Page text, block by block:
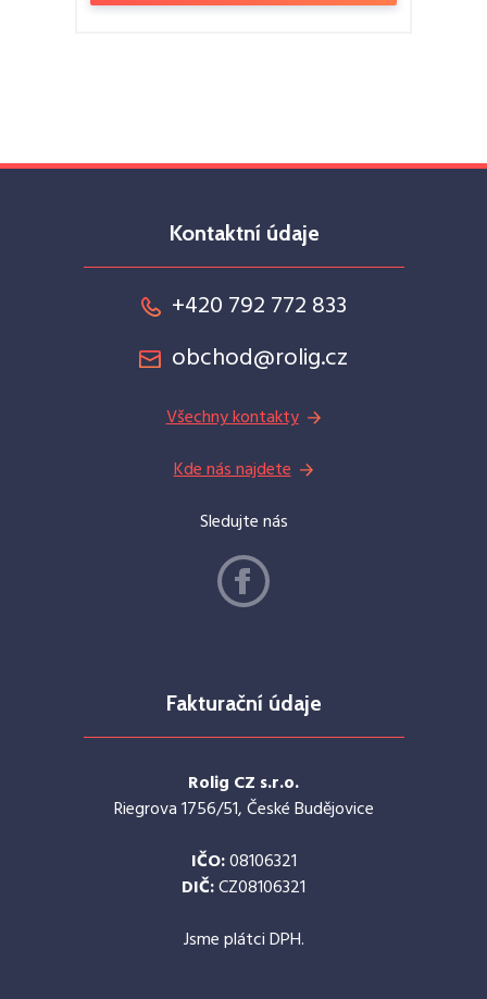
Kontaktní údaje
+420 792 772 833
obchod@rolig.cz
Všechny kontakty
Kde nás najdete
Sledujte nás
Fakturační údaje
Rolig CZ s.r.o.
Riegrova 1756/51, České Budějovice
IČO:08106321
DIČ:CZ08106321
Jsme plátci DPH.